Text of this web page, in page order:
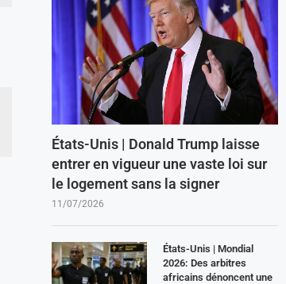
États-Unis | Donald Trump laisse
entrer en vigueur une vaste loi sur
le logement sans la signer
11/07/2026
États-Unis | Mondial
2026: Des arbitres
africains dénoncent une